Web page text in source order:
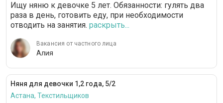
Ищу няню к девочке 5 лет. Обязанности: гулять два
раза в день, готовить еду, при необходимости
отводить на занятия. раскрыть...
Вакансия от частного лица
Алия
Няня для девочки 1,2 года, 5/2
Астана, Текстильщиков